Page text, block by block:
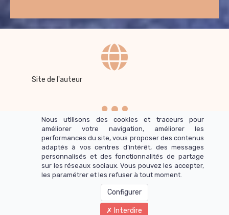
Site de l'auteur
Son équipe
Mentions légales-CGV /CGU
Inscrivez-vous au Programme d'affiliation
Nous utilisons des cookies et traceurs pour
améliorer votre navigation, améliorer les
performances du site, vous proposer des contenus
adaptés à vos centres d’intérêt, des messages
personnalisés et des fonctionnalités de partage
sur les réseaux sociaux. Vous pouvez les accepter,
les paramétrer et les refuser à tout moment.
Configurer
Interdire